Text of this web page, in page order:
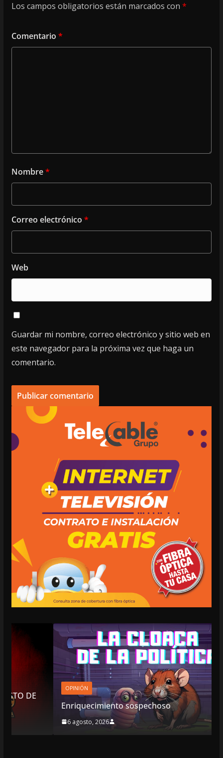
Los campos obligatorios están marcados con *
Comentario *
Nombre*
Correo electrónico *
Web
Guardar mi nombre, correo electrónico y sitio web en
este navegador para la próxima vez que haga un
comentario.
Enriquecimiento sospechoso
6 agosto, 2026